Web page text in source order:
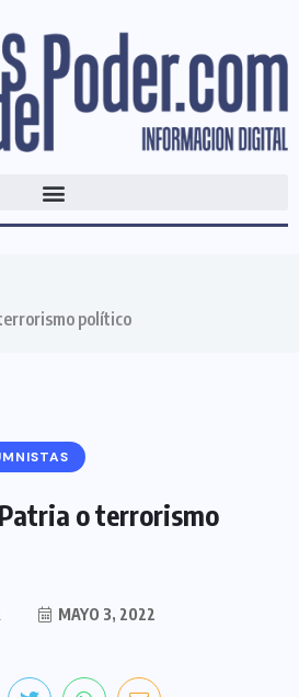
político
o terrorismo
MAYO 3, 2022